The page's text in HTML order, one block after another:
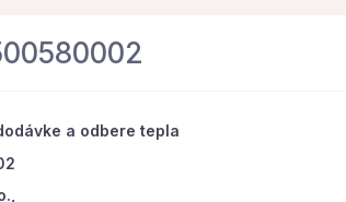
a odbere tepla